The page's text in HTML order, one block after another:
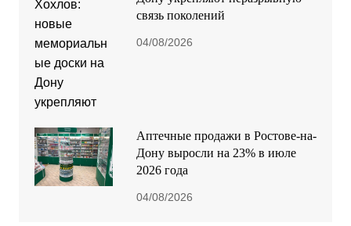
связь поколений
04/08/2026
Аптечные продажи в Ростове-на-
Дону выросли на 23% в июле
2026 года
04/08/2026